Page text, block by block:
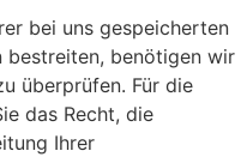
bei uns gespeicherten
bestreiten, benötigen wir
überprüfen. Für die
das Recht, die
Ihrer